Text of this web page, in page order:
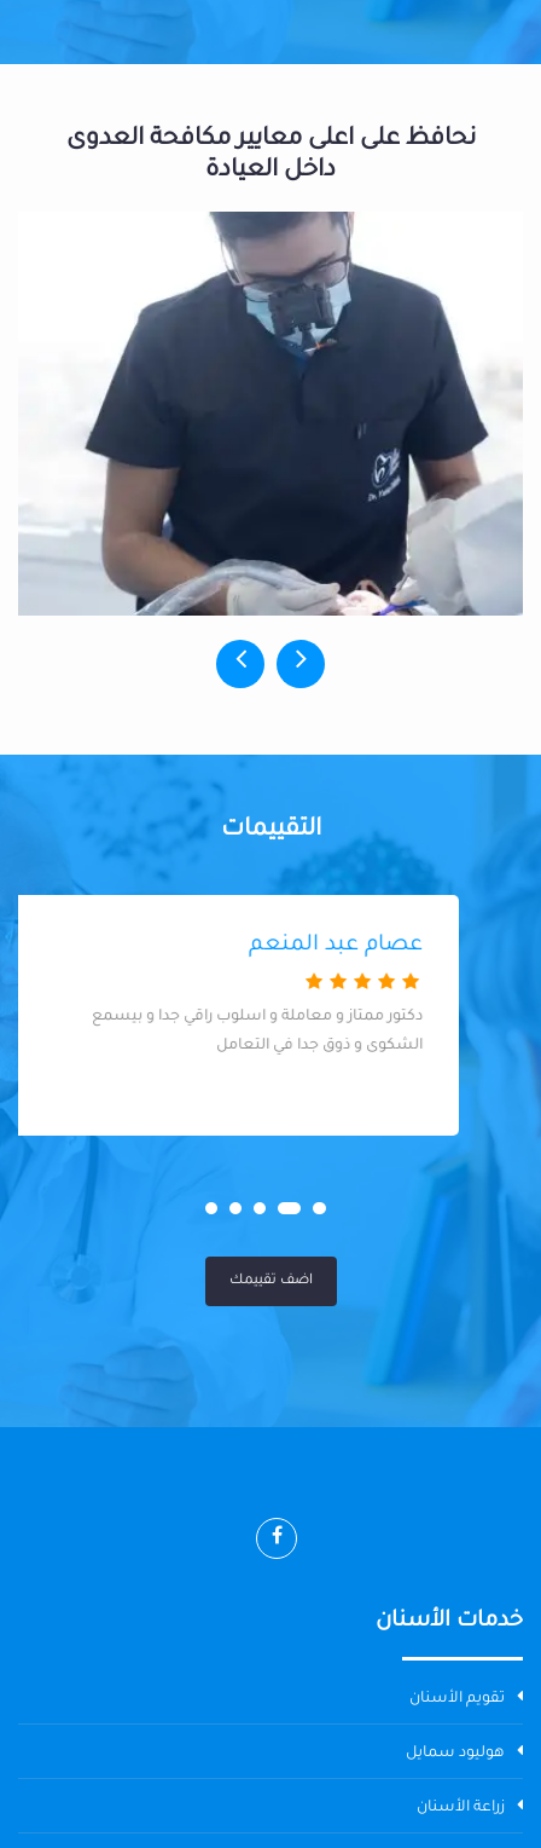
نحافظ على اعلى معايير مكافحة العدوى
داخل العيادة
التقييمات
عصام عبد المنعم
دكتور ممتاز و معاملة و اسلوب راقي جدا و بيسمع
الشكوى و ذوق جدا في التعامل
اضف تقييمك
خدمات الأسنان
تقويم الأسنان
هوليود سمايل
زراعة الأسنان